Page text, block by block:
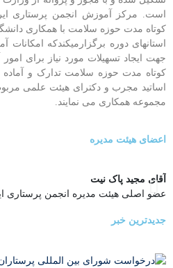
است. مرکز آموزش انجمن پرستاری
کوتاه مدت حوزه سلامت با همکاری
استانهای دوره برگزارمیکندکه
جهت ایجاد تسهیلات مورد نیاز برای
کوتاه مدت حوزه سلامت تدارک و آماده
اساتید مجرب و دکترای هیئت علمی
مجموعه همکاری می نمایند.
اعضای هیئت مدیره
آقای مجید پاک نیت
عضو اصلی هیئت مدیره انجمن پرستاری
جدیدترین خبر